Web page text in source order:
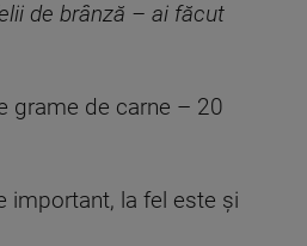
de brânză – ai făcut
grame de carne – 20
important, la fel este și